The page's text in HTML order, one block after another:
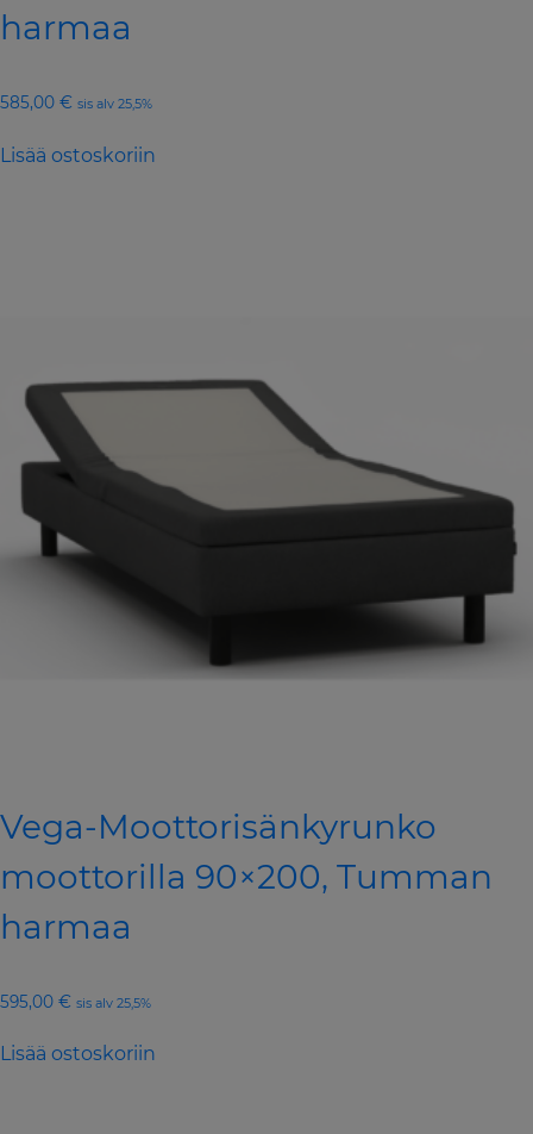
harmaa
585,00 € sis alv 25,5%
Lisää ostoskoriin
Vega-Moottorisänkyrunko
moottorilla 90×200, Tumman
harmaa
595,00 € sis alv 25,5%
Lisää ostoskoriin